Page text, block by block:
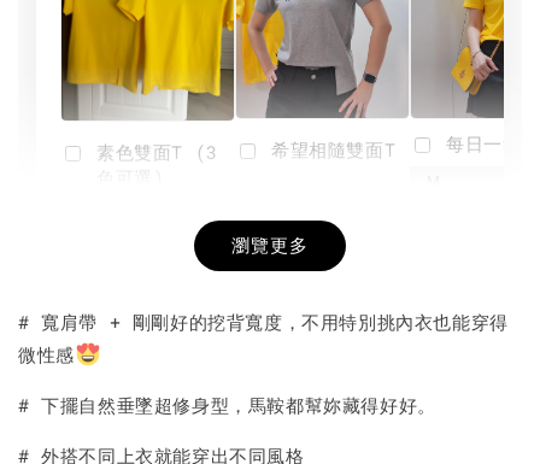
素色雙面T (3
+
希望相隨雙面T
NT$ 190
-
每日一笑
瀏覽更多
# 寬肩帶 + 剛剛好的挖背寬度，不用特別挑內衣也能穿得
微性感
# 下擺自然垂墜超修身型，馬鞍都幫妳藏得好好。
# 外搭不同上衣就能穿出不同風格